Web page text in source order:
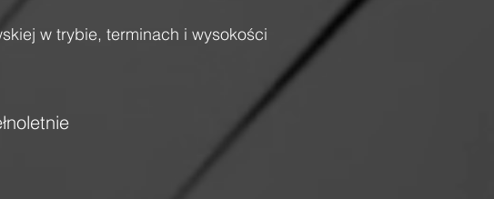
w trybie, terminach i wysokości